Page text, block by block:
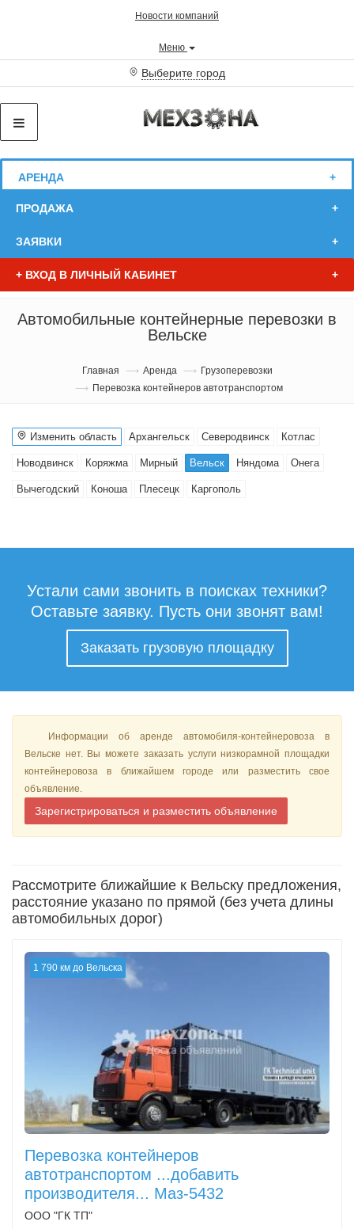
Новости компаний
Меню
Выберите город
АРЕНДА
ПРОДАЖА
ЗАЯВКИ
+ ВХОД В ЛИЧНЫЙ КАБИНЕТ
Автомобильные контейнерные перевозки в
Вельске
Главная Аренда
Грузоперевозки
Перевозка контейнеров автотранспортом
Изменить область Архангельск Северодвинск Котлас
Новодвинск Коряжма Мирный Вельск Няндома Онега
Вычегодский Коноша Плесецк Каргополь
Устали сами звонить в поисках техники?
Оставьте заявку. Пусть они звонят вам!
Заказать грузовую площадку
Информации об аренде автомобиля-контейнеровоза в
Вельске нет. Вы можете заказать услуги низкорамной площадки
контейнеровоза в ближайшем городе или разместить свое
объявление.
Зарегистрироваться и разместить объявление
Рассмотрите ближайшие к Вельску предложения,
расстояние указано по прямой (без учета длины
автомобильных дорог)
1 790 км до Вельска
Перевозка контейнеров
автотранспортом ...добавить
производителя... Маз-5432
ООО "ГК ТП"